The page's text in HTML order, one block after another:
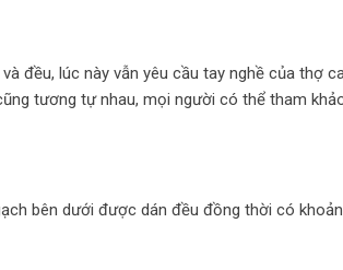
đều, lúc này vẫn yêu cầu tay nghề của thợ
tương tự nhau, mọi người có thể tham
bên dưới được dán đều đồng thời có